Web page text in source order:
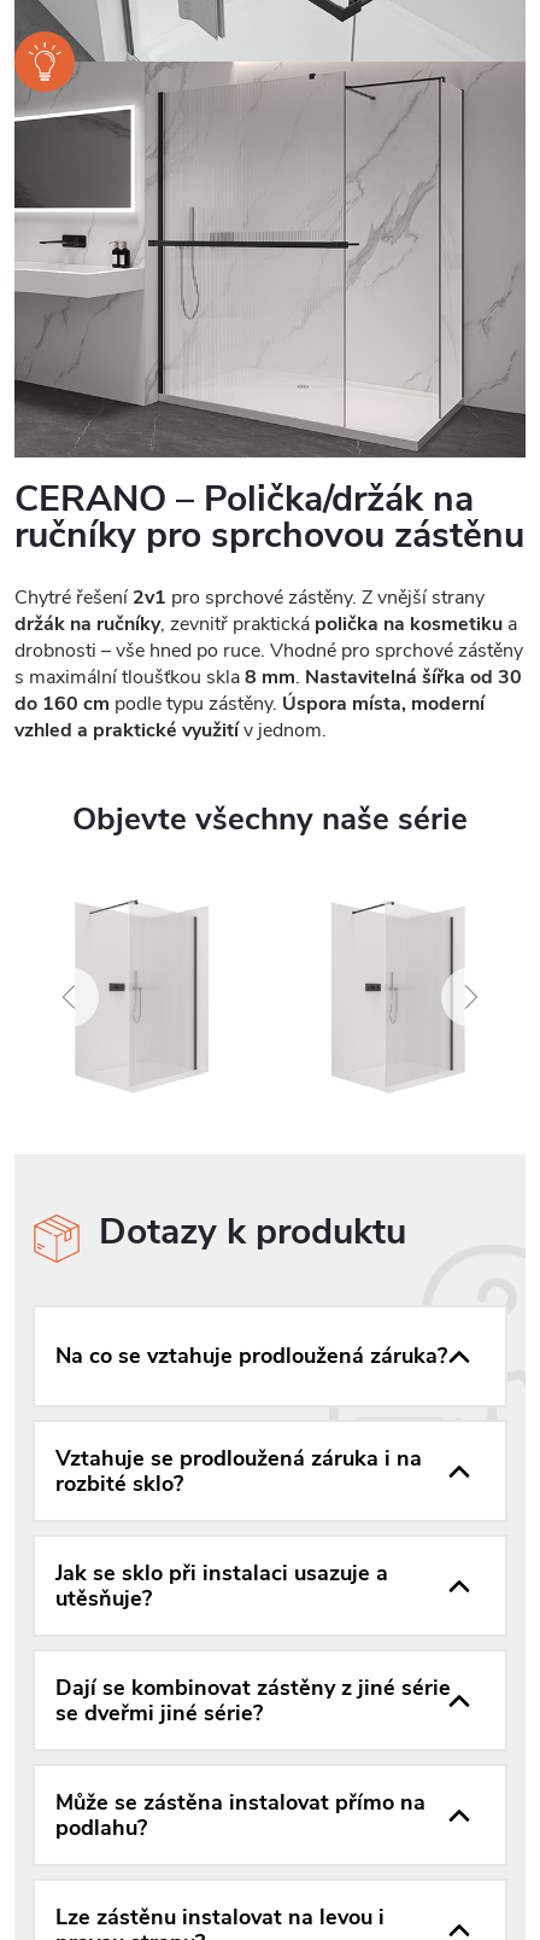
CERANO – Polička/držák na
ručníky pro sprchovou zástěnu
Chytré řešení2v1 pro sprchové zástěny. Z vnější strany
držák na ručníky, zevnitř praktická polička na kosmetiku a
drobnosti – vše hned po ruce. Vhodné pro sprchové zástěny
s maximální tloušťkou skla8 mm. Nastavitelná šířka od 30
do 160 cm podle typu zástěny. Úspora místa, moderní
vzhled a praktické využitív jednom.
Objevte všechny naše série
Dotazy k produktu
Na co se vztahuje prodloužená záruka?
Vztahuje se prodloužená záruka i na
rozbité sklo?
Jak se sklo při instalaci usazuje a
utěsňuje?
Dají se kombinovat zástěny z jiné série
se dveřmi jiné série?
Může se zástěna instalovat přímo na
podlahu?
Lze zástěnu instalovat na levou i